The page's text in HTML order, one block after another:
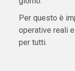
Per questo è
operative reali
per tutti.